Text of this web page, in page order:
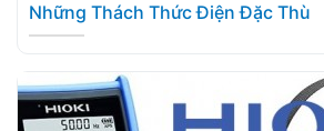
Những Thách Thức Điện Đặc Thù